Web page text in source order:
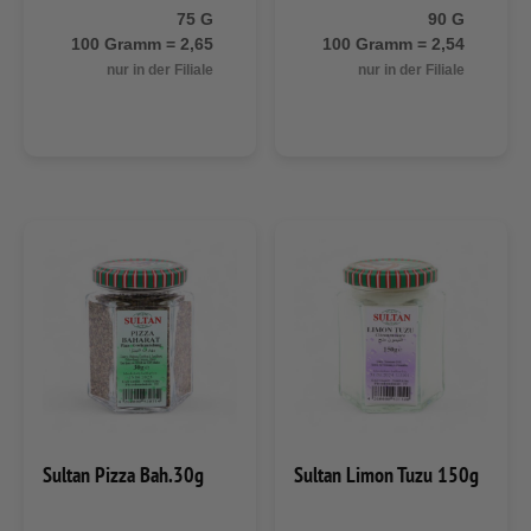
75 G
100 Gramm = 2,65
nur in der Filiale
90 G
100 Gramm = 2,54
nur in der Filiale
Sultan Pizza Bah.30g Sultan Limon Tuzu 150g